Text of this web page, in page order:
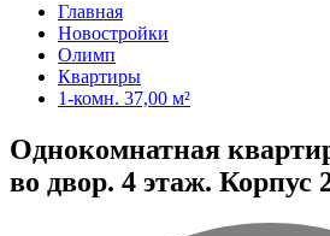
Главная
Новостройки
Олимп
Квартиры
1-комн. 37,00 м²
Однокомнатная
во двор. 4 этаж. Корпус